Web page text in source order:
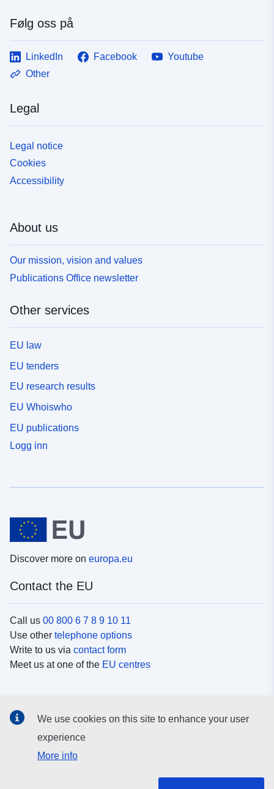
Følg oss på
LinkedIn Facebook
Youtube
Other
Legal
Legal notice
Cookies
Accessibility
About us
Our mission, vision and values
Publications Office newsletter
Other services
EU law
EU tenders
EU research results
EU Whoiswho
EU publications
Logg inn
Discover more on europa.eu
Contact the EU
Call us 00 800 6 7 8 9 10 11
Use other telephone options
Write to us via contact form
Meet us at one of the EU centres
Search for EUsocial media channels
We use cookies on this site to enhance your user
experience
More info